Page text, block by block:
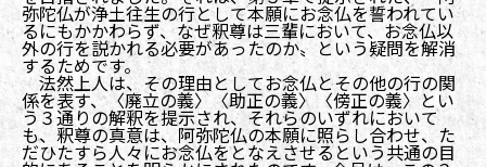
弥陀仏が浄土往生の行として本願にお念仏を誓われてい
るにもかかわらず、なぜ釈尊は三輩において、お念仏以
外の行を説かれる必要があったのか〟という疑問を解消
するためです。
法然上人は、その理由としてお念仏とその他の行の関
係を表す、〈廃立の義〉〈助正の義〉〈傍正の義〉とい
う３通りの解釈を提示され、それらのいずれにおいて
も、釈尊の真意は、阿弥陀仏の本願に照らし合わせ、た
だひたすら人々にお念仏をとなえさせるという共通の目